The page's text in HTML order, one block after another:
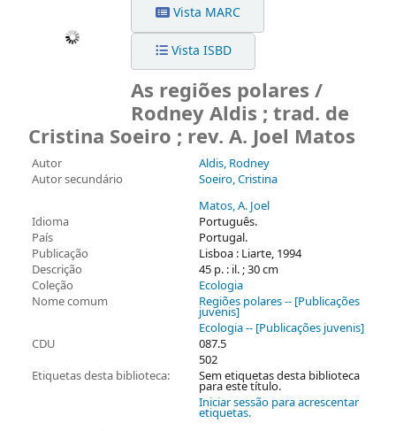
Vista MARC
Vista ISBD
As regiões polares /
Rodney Aldis ; trad. de
Cristina Soeiro ; rev. A. Joel Matos
Autor
Aldis, Rodney
Autor secundário
Soeiro, Cristina
Matos, A. Joel
Idioma
Português.
País
Portugal.
Publicação
Lisboa : Liarte, 1994
Descrição
45 p. : il. ; 30 cm
Coleção
Ecologia
Nome comum
Regiões polares -- [Publicações
juvenis]
Ecologia -- [Publicações juvenis]
CDU
087.5
502
Etiquetas desta biblioteca:
Sem etiquetas desta biblioteca
para este título.
Iniciar sessão para acrescentar
etiquetas.